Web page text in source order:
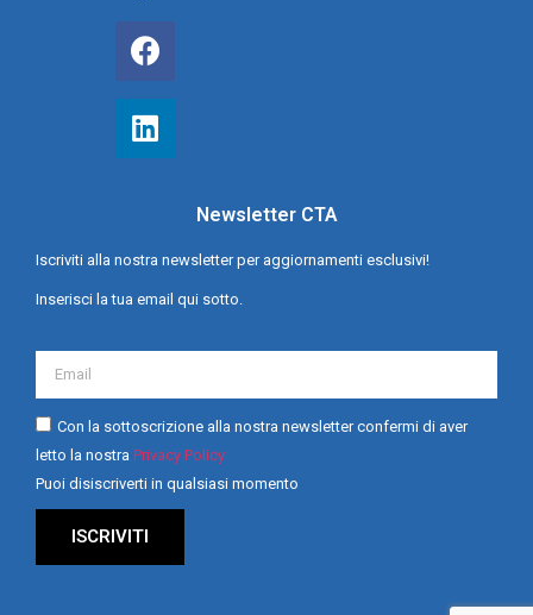
Newsletter CTA
Iscriviti alla nostra newsletter per aggiornamenti esclusivi!
Inserisci la tua email qui sotto.
Con la sottoscrizione alla nostra newsletter confermi di aver
letto la nostra Privacy Policy
Puoi disiscriverti in qualsiasi momento
ISCRIVITI